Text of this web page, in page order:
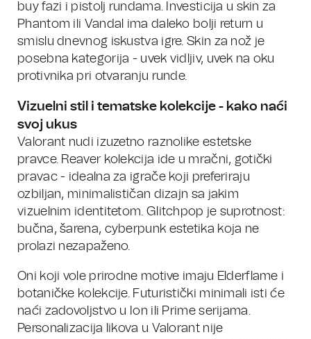
buy fazi i pistolj rundama. Investicija u skin za
Phantom ili Vandal ima daleko bolji return u
smislu dnevnog iskustva igre. Skin za nož je
posebna kategorija - uvek vidljiv, uvek na oku
protivnika pri otvaranju runde.
Vizuelni stil i tematske kolekcije - kako naći
svoj ukus
Valorant nudi izuzetno raznolike estetske
pravce. Reaver kolekcija ide u mračni, gotički
pravac - idealna za igrače koji preferiraju
ozbiljan, minimalističan dizajn sa jakim
vizuelnim identitetom. Glitchpop je suprotnost:
bučna, šarena, cyberpunk estetika koja ne
prolazi nezapaženo.
Oni koji vole prirodne motive imaju Elderflame i
botaničke kolekcije. Futuristički minimali isti će
naći zadovoljstvo u Ion ili Prime serijama.
Personalizacija likova u Valorant nije